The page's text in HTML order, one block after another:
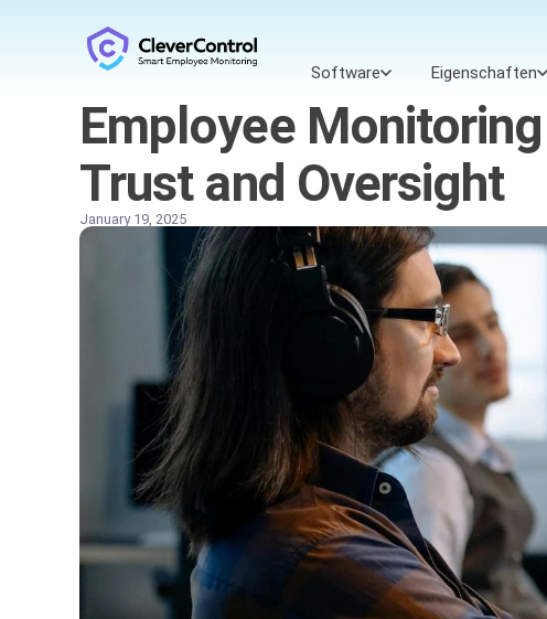
Software Eigenschaften
Employee
Trust and Oversight
January 19, 2025